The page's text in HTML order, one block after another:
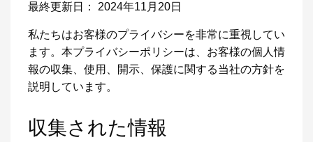
最終更新日： 2024年11月20日
私たちはお客様のプライバシーを非常に重視してい
ます。本プライバシーポリシーは、お客様の個人情
報の収集、使用、開示、保護に関する当社の方針を
説明しています。
収集された情報